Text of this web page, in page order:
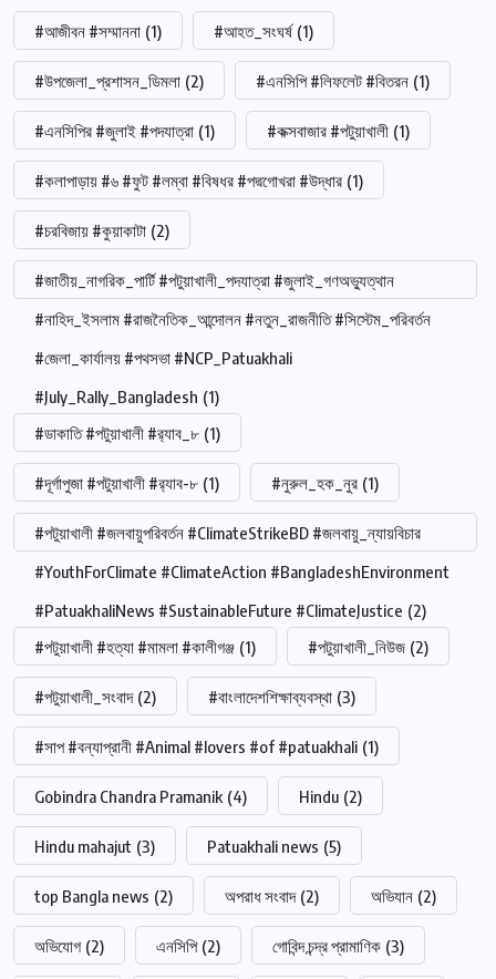
#আজীবন #সম্মাননা (1) #আহত_সংঘর্ষ (1)
#উপজেলা_প্রশাসন_ডিমলা (2) #এনসিপি #লিফলেট #বিতরন (1)
#এনসিপির #জুলাই #পদযাত্রা (1) #কক্সবাজার #পটুয়াখালী (1)
#কলাপাড়ায় #৬ #ফুট #লম্বা #বিষধর #পদ্মগোখরা #উদ্ধার (1)
#চরবিজায় #কুয়াকাটা (2)
#জাতীয়_নাগরিক_পার্টি #পটুয়াখালী_পদযাত্রা #জুলাই_গণঅভ্যুত্থান
#নাহিদ_ইসলাম #রাজনৈতিক_আন্দোলন #নতুন_রাজনীতি #সিস্টেম_পরিবর্তন
#জেলা_কার্যালয় #পথসভা #NCP_Patuakhali
#July_Rally_Bangladesh (1)
#ডাকাতি #পটুয়াখালী #র‍্যাব_৮ (1)
#দূর্গাপুজা #পটুয়াখালী #র‍্যাব-৮ (1) #নুরুল_হক_নুর (1)
#পটুয়াখালী #জলবায়ুপরিবর্তন #ClimateStrikeBD #জলবায়ু_ন্যায়বিচার
#YouthForClimate #ClimateAction #BangladeshEnvironment
#PatuakhaliNews #SustainableFuture #ClimateJustice (2)
#পটুয়াখালী #হত্যা #মামলা #কালীগঞ্জ (1) #পটুয়াখালী_নিউজ (2)
#পটুয়াখালী_সংবাদ (2) #বাংলাদেশশিক্ষাব্যবস্থা (3)
#সাপ #বন্যাপ্রানী #Animal #lovers #of #patuakhali (1)
Gobindra Chandra Pramanik (4) Hindu (2)
Hindu mahajut (3) Patuakhali news (5)
top Bangla news (2) অপরাধ সংবাদ (2) অভিযান (2)
অভিযোগ (2) এনসিপি (2) গোবিন্দ চন্দ্র প্রামাণিক (3)